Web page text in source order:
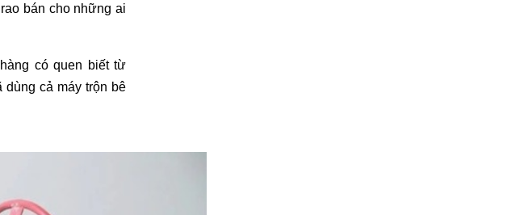
bán cho những ai
có quen biết từ
cả máy trộn bê